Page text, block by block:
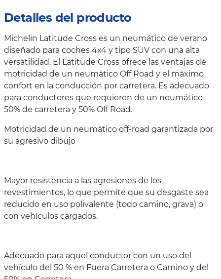
Detalles del producto
Michelin Latitude Cross es un neumático de verano
diseñado para coches 4x4 y tipo SUV con una alta
versatilidad. El Latitude Cross ofrece las ventajas de
motricidad de un neumático Off Road y el máximo
confort en la conducción por carretera. Es adecuado
para conductores que requieren de un neumático
50% de carretera y 50% Off Road.
Motricidad de un neumático off-road garantizada por
su agresivo dibujo
Mayor resistencia a las agresiones de los
revestimientos, lo que permite que su desgaste sea
reducido en uso polivalente (todo camino, grava) o
con vehículos cargados.
Adecuado para aquel conductor con un uso del
vehículo del 50 % en Fuera Carretera o Camino y del